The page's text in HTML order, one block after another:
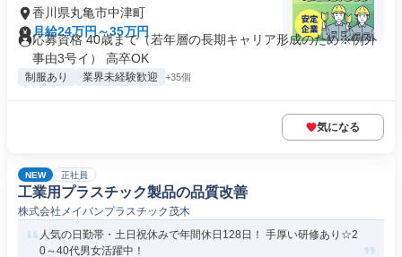
香川県丸亀市中津町
月給24万円～35万円
応募資格 40歳まで（若年層の長期キャリア形成のため※例外
事由3号イ） 高卒OK
制服あり 業界未経験歓迎 +35個
気になる
NEW 正社員
工業用プラスチック製品の品質改善
株式会社メイバンプラスチック茂木
人気の日勤帯・土日祝休みで年間休日128日！ 手厚い研修あり☆2
0～40代男女活躍中！